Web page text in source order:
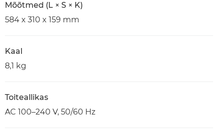
Mõõtmed (L × S × K)
584 x 310 x 159 mm
Kaal
8,1 kg
Toiteallikas
AC 100–240 V, 50/60 Hz